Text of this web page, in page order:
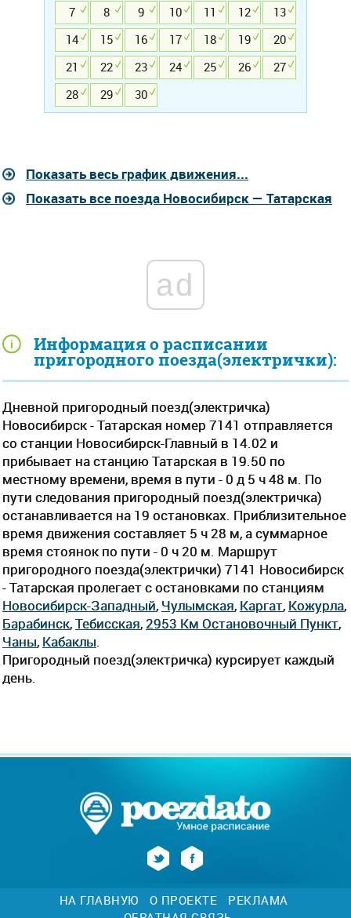
Информация о расписании
пригородного поезда(электрички):
Дневной пригородный поезд(электричка)
Новосибирск - Татарская номер 7141 отправляется
со станции Новосибирск-Главный в 14.02 и
прибывает на станцию Татарская в 19.50 по
местному времени, время в пути - 0 д 5 ч 48 м. По
пути следования пригородный поезд(электричка)
останавливается на 19 остановках. Приблизительное
время движения составляет 5 ч 28 м, а суммарное
время стоянок по пути - 0 ч 20 м. Маршрут
пригородного поезда(электрички) 7141 Новосибирск
- Татарская пролегает c остановками по станциям
Новосибирск-Западный, Чулымская, Каргат, Кожурла,
Барабинск,Тебисская,2953 Км Остановочный Пункт,
Чаны, Кабаклы
Пригородный поезд(электричка) курсирует каждый
день.
7
8 9 10 11 12
13
14
15 16 17 18 19
20
21
22 23 24 25 26
27
28
29 30
Показать весь график движения...
Показать все поезда Новосибирск — Татарская
ad
НА ГЛАВНУЮ О ПРОЕКТЕ
РЕКЛАМА